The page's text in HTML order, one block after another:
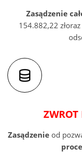
Zasądzenie
154.882,22
ZWROT
Zasądzenieod